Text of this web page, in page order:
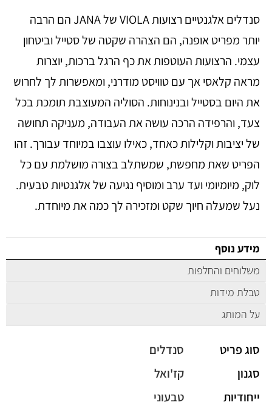
סנדלים אלגנטיים רצועות VIOLA של JANA הם הרבה
יותר מפריט אופנה, הם הצהרה שקטה של סטייל וביטחון
עצמי. הרצועות העוטפות את כף הרגל ברכות, יוצרות
מראה קלאסי אך עם טוויסט מודרני, ומאפשרות לך לחרוש
את היום בסטייל ובנינוחות. הסוליה המעוצבת תומכת בכל
צעד, והרפידה הרכה עושה את העבודה, מעניקה תחושה
של יציבות וקלילות כאחד, כאילו עוצבו במיוחד עבורך. זהו
הפריט שאת מחפשת, שמשתלב בצורה מושלמת עם כל
לוק, מיומיומי ועד ערב ומוסיף נגיעה של אלגנטיות טבעית.
נעל שמעלה חיוך שקט ומזכירה לך כמה את מיוחדת.
מידע נוסף
משלוחים והחלפות
טבלת מידות
על המותג
סוג פריט
סנדלים
סגנון
קז'ואל
ייחודיות
טבעוני